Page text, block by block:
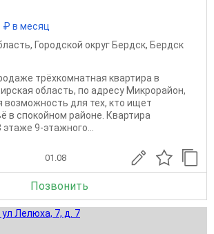
₽ в месяц
, Городской округ Бердск, Бердск
трёхкомнатная квартира в
область, по адресу Микрорайон,
возможность для тех, кто ищет
в спокойном районе. Квартира
9-этажного...
01.08
Позвонить